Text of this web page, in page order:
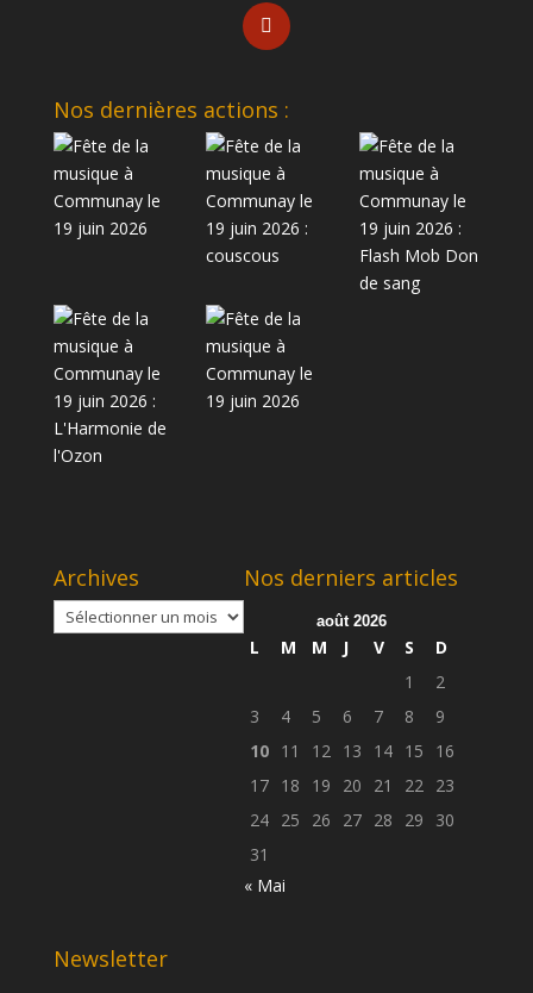
Nos dernières actions :
Archives
Archives
Nos derniers articles
août 2026
L M M J V S
D
1
2
3
4 5 6 7 8
9
10 11 12 13 14 15
16
17 18 19 20 21 22
23
24 25 26 27 28 29
30
31
« Mai
Newsletter